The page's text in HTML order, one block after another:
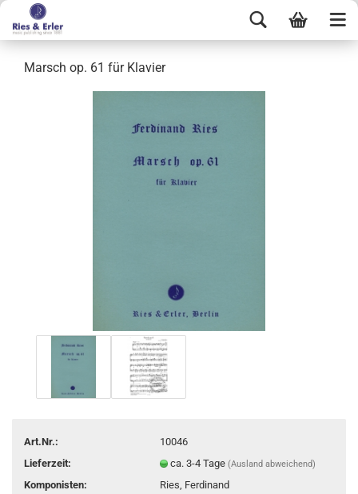
Marsch op. 61 für Klavier
Art.Nr.:
10046
Lieferzeit:
ca. 3-4 Tage(Ausland abweichend)
Komponisten: Ries, Ferdinand